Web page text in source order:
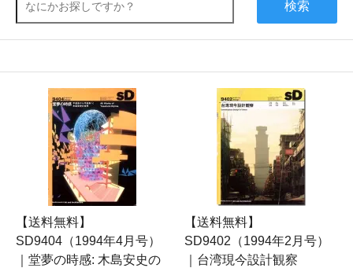
検索
【送料無料】
SD9404（1994年4月号）
｜堂夢の時感: 木島安史の
【送料無料】
SD9402（1994年2月号）
｜台湾現今設計観察